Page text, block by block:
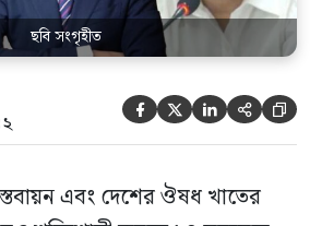
ছবি সংগৃহীত
    
এবং দেশের ঔষধ খাতের